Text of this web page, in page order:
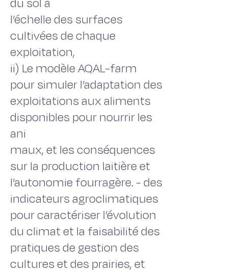
l’échelle des surfaces
cultivées de chaque
exploitation,
ii) Le modèle AQAL-farm
pour simuler l’adaptation des
exploitations aux aliments
disponibles pour nourrir les
ani
maux, et les conséquences
sur la production laitière et
l’autonomie fourragère. - des
indicateurs agroclimatiques
pour caractériser l’évolution
du climat et la faisabilité des
pratiques de gestion des
cultures et des prairies, et